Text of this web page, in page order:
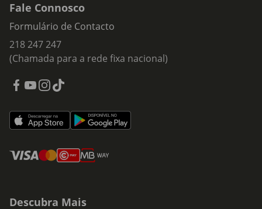
Fale Connosco
Formulário de Contacto
218 247 247
(Chamada para a rede fixa nacional)
Descubra Mais